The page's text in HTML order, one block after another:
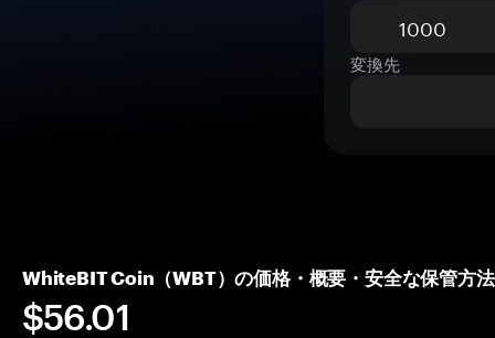
変換先
WhiteBIT Coin（WBT）の価格・概要・安全な保管方法
$56.01